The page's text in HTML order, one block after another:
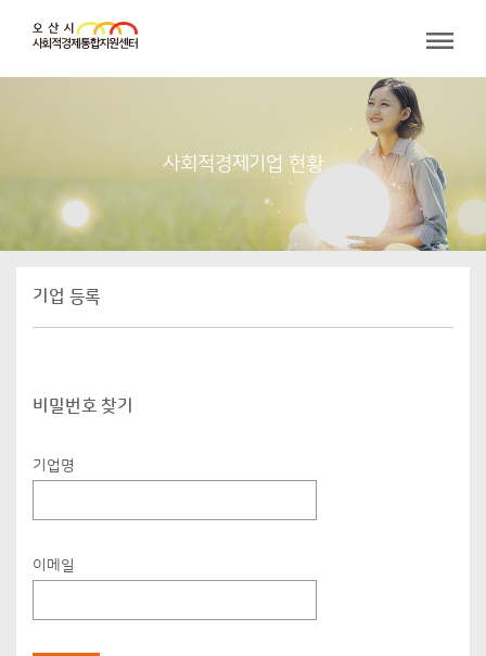
사회적경제기업 현황
기업 등록
비밀번호 찾기
기업명
이메일